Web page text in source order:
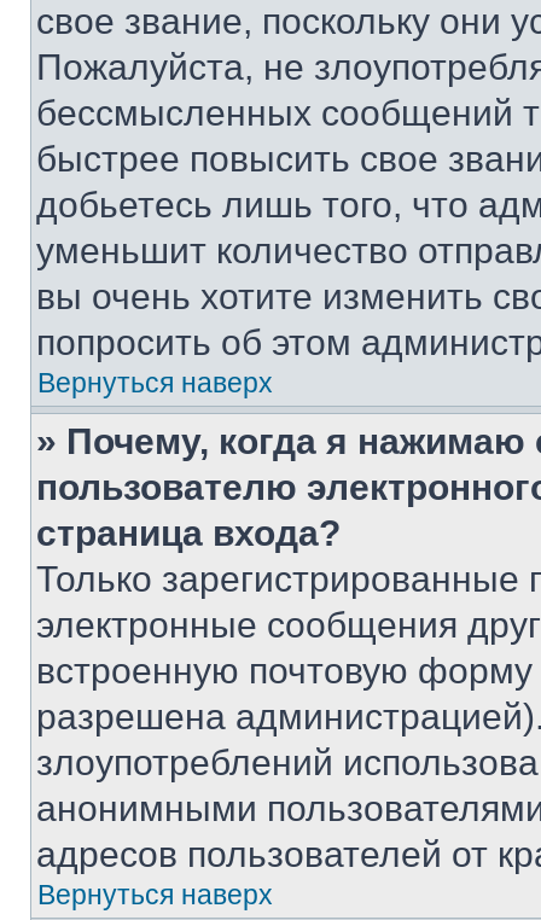
свое звание, поскольку они
Пожалуйста, не
бессмысленных сообщений
быстрее повысить свое
добьетесь лишь того, что
уменьшит количество
вы очень хотите изменить
попросить об этом
Вернуться наверх
» Почему, когда я нажимаю
пользователю
страница входа?
Только зарегистрированные
электронные сообщения
встроенную почтовую
разрешена
злоупотреблений
анонимными
адресов пользователей от
Вернуться наверх